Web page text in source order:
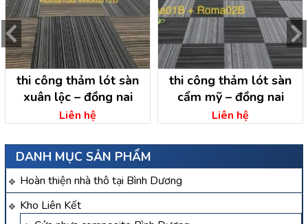
DANH MỤC SẢN PHẨM
Hoàn thiện nhà thô tại Bình Dương
Kho Liên Kết
thi công thảm lót sàn
xuân lộc – đồng nai
Liên hệ
thi công thảm lót sàn
cẩm mỹ – đồng nai
Liên hệ